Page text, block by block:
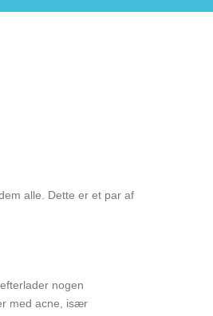
alle. Dette er et par af
nogen
med acne, især